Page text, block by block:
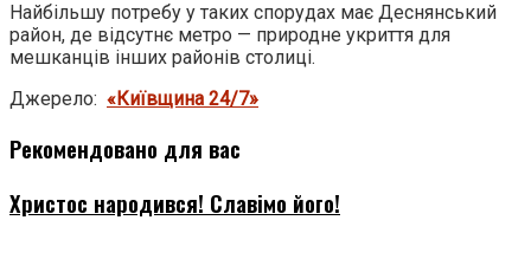
Найбільшу потребу у таких спорудах має Деснянський
район, де відсутнє метро — природне укриття для
мешканців інших районів столиці.
Джерело: «Київщина 24/7»
Рекомендовано для вас
Христос народився! Славімо його!